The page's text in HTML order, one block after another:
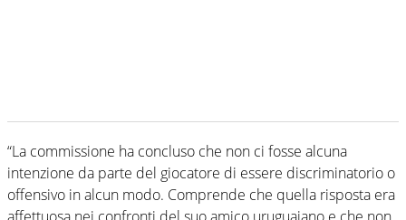
“La commissione ha concluso che non ci fosse alcuna
intenzione da parte del giocatore di essere discriminatorio o
offensivo in alcun modo. Comprende che quella risposta era